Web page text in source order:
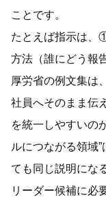
ことです。
たとえば指示は
方法（誰にどう報
厚労省の例文集は
社員へそのまま伝
を統一しやすいの
ルにつながる領域
ても同じ説明にな
リーダー候補に必